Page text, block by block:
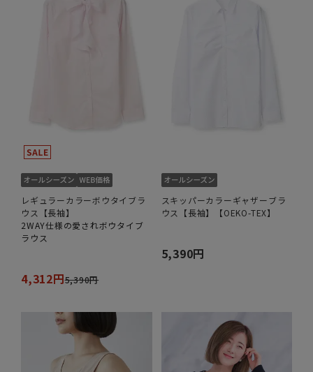
レギュラーカラーボウタイブラ
ウス【長袖】
2WAY仕様の愛されボウタイブ
ラウス
4,312円5,390円
スキッパーカラーギャザーブラ
ウス【長袖】【OEKO-TEX】
5,390円